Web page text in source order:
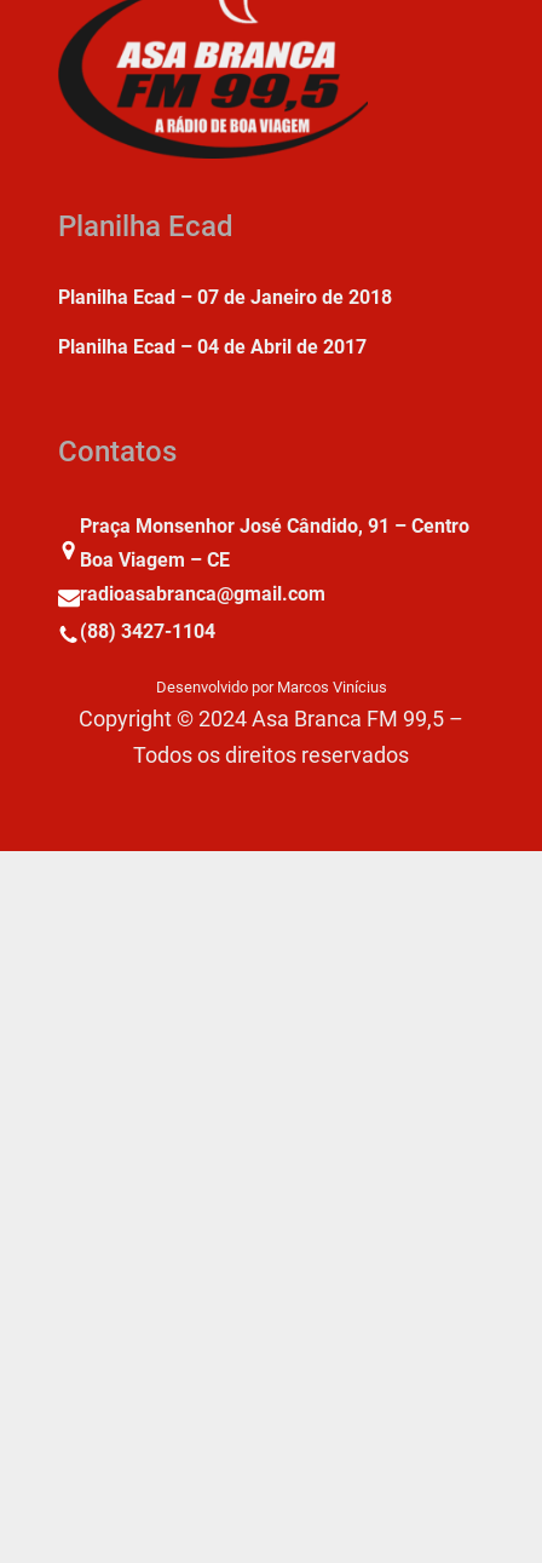
Planilha Ecad
Planilha Ecad – 07 de Janeiro de 2018
Planilha Ecad – 04 de Abril de 2017
Contatos
Praça Monsenhor José Cândido, 91 – Centro
Boa Viagem – CE
radioasabranca@gmail.com
(88) 3427-1104
Desenvolvido por Marcos Vinícius
Copyright © 2024 Asa Branca FM 99,5 –
Todos os direitos reservados